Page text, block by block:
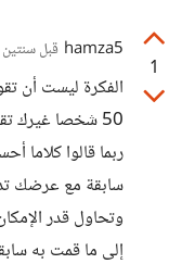
1
hamza5 قبل سنتين
الفكرة ليست أن
50 شخصا غيرك
ربما قالوا كلاما
سابقة مع عرضك
وتحاول قدر
إلى ما قمت به